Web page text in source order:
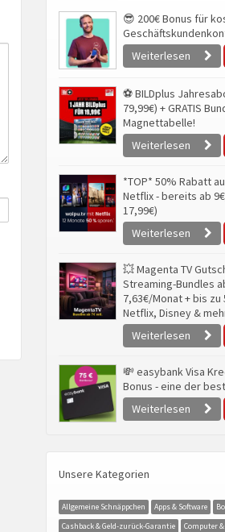
😎 200€ Bonus für
Weiterlesen
⚽ BILDplus
79,99€) + GRATIS
Magnettabelle!
Weiterlesen
*TOP* 50% Rabatt
Netflix - bereits ab
17,99€)
Weiterlesen
💥 Magenta TV
Streaming-Bundles
7,63€/Monat + bis zu
Netflix, Disney &
Weiterlesen
💸 easybank Visa
Bonus - eine der
Weiterlesen
Unsere Kategorien
Allgemeine Schnäppchen Apps & Software
Cashback & Geld-zurück-Garantie
Computer